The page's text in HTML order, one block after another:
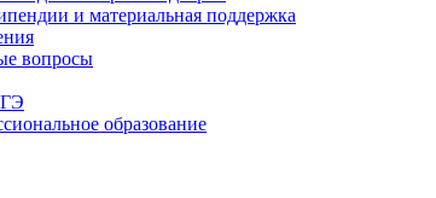
и материальная поддержка
вопросы
образование